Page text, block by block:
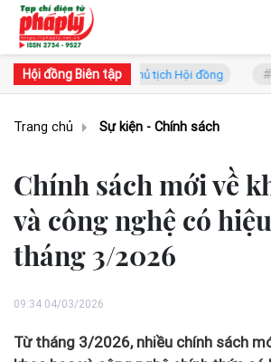
Hội đồng Biên tập
Lý - Phó Chủ tịch Hội đồng TS. Hà
Trang chủ Sự kiện - Chính sách
Chính sách mới về
và công nghệ có
tháng 3/2026
09:34 04/03/2026
Từ tháng 3/2026, nhiều chính sách